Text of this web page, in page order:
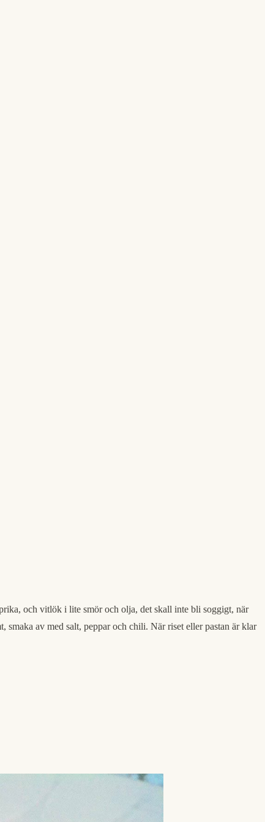
och vitlök i lite smör och olja, det skall inte bli soggigt, när
av med salt, peppar och chili. När riset eller pastan är klar